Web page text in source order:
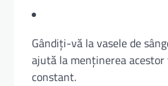
Gândiți-vă la vasele de
ajută la menținerea
constant.